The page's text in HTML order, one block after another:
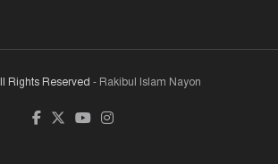
Rights Reserved - Rakibul Islam Nayon